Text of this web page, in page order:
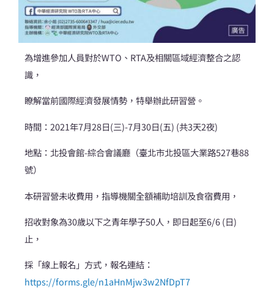
為增進參加人員對於WTO、RTA及相關區域經濟整合之認
識，
瞭解當前國際經濟發展情勢，特舉辦此研習營。
時間：2021年7月28日(三)-7月30日(五) (共3天2夜)
地點：北投會館-綜合會議廳（臺北市北投區大業路527巷88
號）
本研習營未收費用，指導機關全額補助培訓及食宿費用，
招收對象為30歲以下之青年學子50人，即日起至6/6 (日)
止，
採「線上報名」方式，報名連結：
https://forms.gle/n1aHnMjw3w2NfDpT7